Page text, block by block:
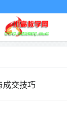
成交技巧